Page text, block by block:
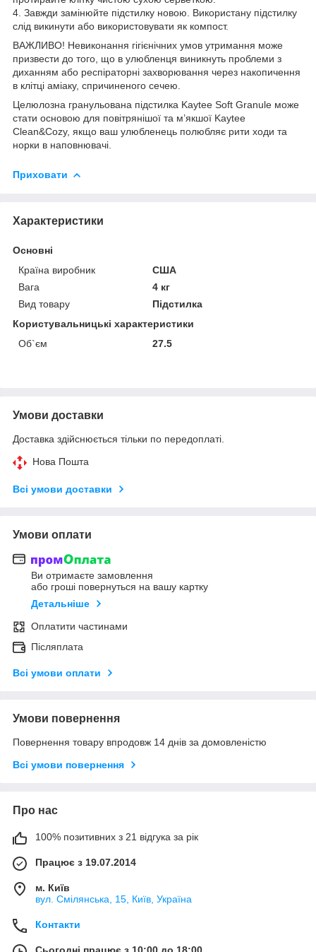
4. Завжди замінюйте підстилку новою. Використану підстилку
слід викинути або використовувати як компост.
ВАЖЛИВО! Невиконання гігієнічних умов утримання може
призвести до того, що в улюбленця виникнуть проблеми з
диханням або респіраторні захворювання через накопичення
в клітці аміаку, спричиненого сечею.
Целюлозна гранульована підстилка Kaytee Soft Granule може
стати основою для повітрянішої та м’якшої Kaytee
Clean&Cozy, якщо ваш улюбленець полюбляє рити ходи та
норки в наповнювачі.
Приховати
Характеристики
Основні
Країна виробник
США
Вага
4 кг
Вид товару
Підстилка
Користувальницькі характеристики
Об`єм
27.5
Умови доставки
Доставка здійснюється тільки по передоплаті.
Нова Пошта
Всі умови доставки
Умови оплати
Ви отримаєте замовлення
або гроші повернуться на вашу картку
Детальніше
Оплатити частинами
Післяплата
Всі умови оплати
Умови повернення
Повернення товару впродовж 14 днів за домовленістю
Всі умови повернення
Про нас
100% позитивних з 21 відгука за рік
Працює з 19.07.2014
м. Київ
вул. Смілянська, 15, Київ, Україна
Контакти